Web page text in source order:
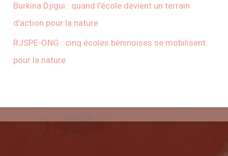
Burkina Djigui : quand l’école devient un terrain
d’action pour la nature
RJSPE-ONG : cinq écoles béninoises se mobilisent
pour la nature